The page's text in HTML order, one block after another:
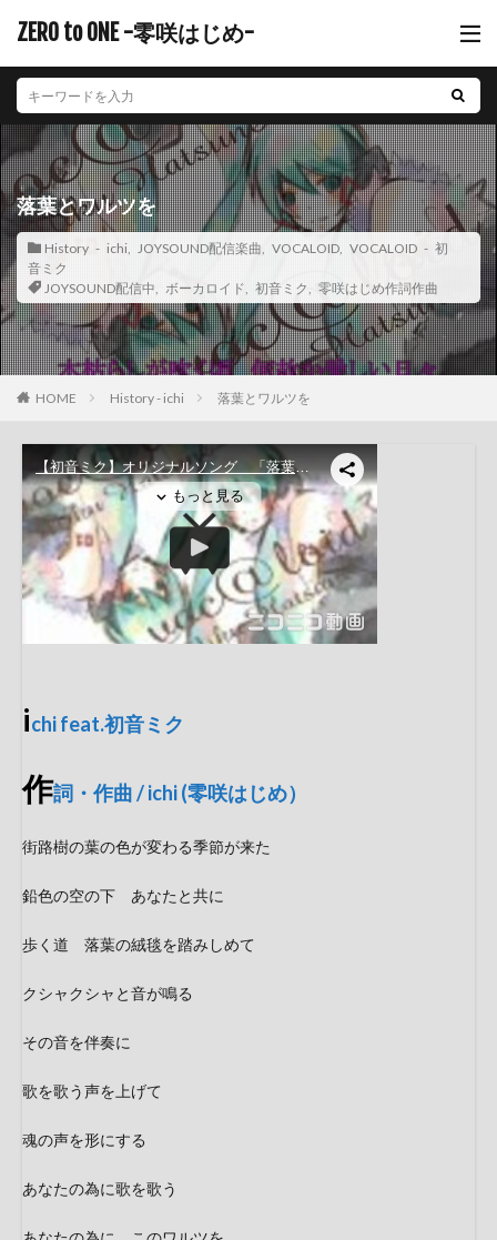
ZERO to ONE -零咲はじめ-
落葉とワルツを
History - ichi JOYSOUND配信楽曲 VOCALOID, VOCALOID - 初
音ミク
JOYSOUND配信中
ボーカロイド 初音ミク 零咲はじめ作詞作曲
HOME History - ichi 落葉とワルツを
ichi feat.初音ミク
作詞・作曲 / ichi (零咲はじめ）
街路樹の葉の色が変わる季節が来た
鉛色の空の下 あなたと共に
歩く道 落葉の絨毯を踏みしめて
クシャクシャと音が鳴る
その音を伴奏に
歌を歌う声を上げて
魂の声を形にする
あなたの為に歌を歌う